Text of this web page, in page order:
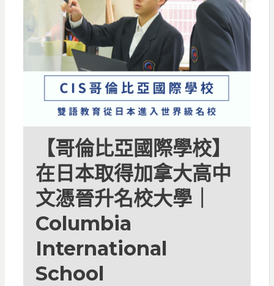
【哥倫比亞國際學校】
在日本取得加拿大高中
文憑晉升名校大學｜
Columbia
International
School